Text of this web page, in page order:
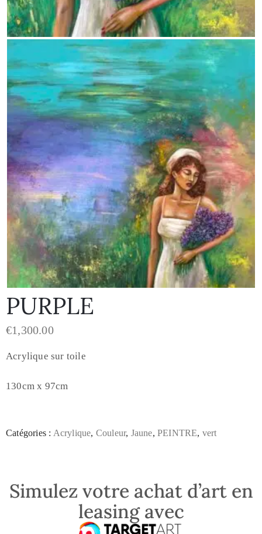
PURPLE
€1,300.00
Acrylique sur toile
130cm x 97cm
Catégories : Acrylique, Couleur, Jaune,PEINTRE, vert
Simulez votre achat d’art en
leasing avec